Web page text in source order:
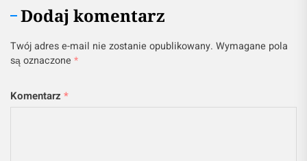
Dodaj komentarz
Twój adres e-mail nie zostanie opublikowany. Wymagane pola
są oznaczone *
Komentarz *